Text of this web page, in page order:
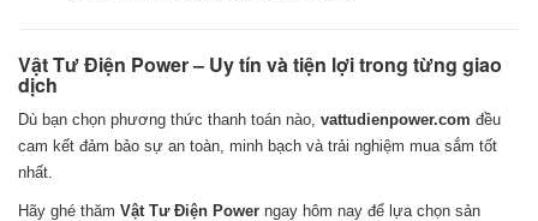
Vật Tư Điện Power – Uy tín và tiện lợi trong từng giao
dịch
Dù bạn chọn phương thức thanh toán nào, vattudienpower.com đều
cam kết đảm bảo sự an toàn, minh bạch và trải nghiệm mua sắm tốt
nhất.
Hãy ghé thăm Vật Tư Điện Power ngay hôm nay để lựa chọn sản